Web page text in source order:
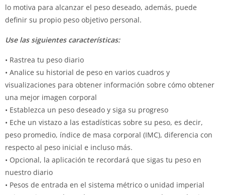
lo motiva para alcanzar el peso deseado, además, puede
definir su propio peso objetivo personal.
Use las siguientes características:
• Rastrea tu peso diario
• Analice su historial de peso en varios cuadros y
visualizaciones para obtener información sobre cómo obtener
una mejor imagen corporal
• Establezca un peso deseado y siga su progreso
• Eche un vistazo a las estadísticas sobre su peso, es decir,
peso promedio, índice de masa corporal (IMC), diferencia con
respecto al peso inicial e incluso más.
• Opcional, la aplicación te recordará que sigas tu peso en
nuestro diario
• Pesos de entrada en el sistema métrico o unidad imperial